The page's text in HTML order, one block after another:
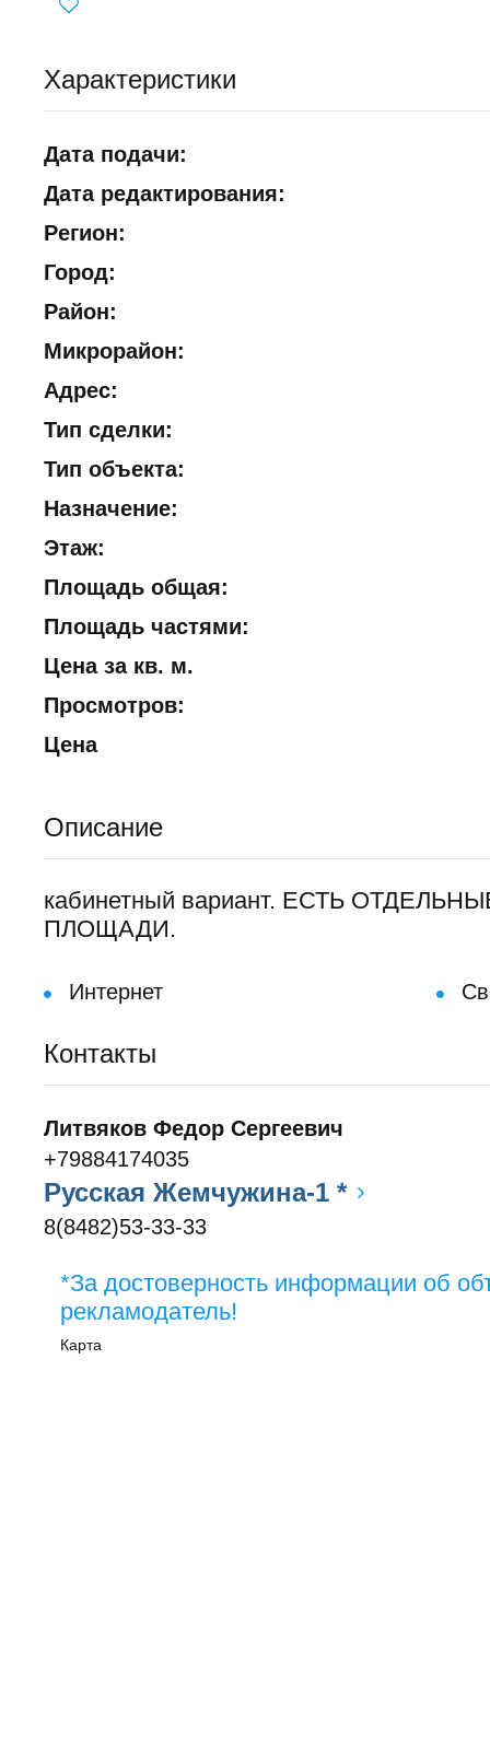
Характеристики
Дата подачи:
Дата редактирования:
Регион:
Город:
Район:
Микрорайон:
Адрес:
Тип сделки:
Тип объекта:
Назначение:
Этаж:
Площадь общая:
Площадь частями:
Цена за кв. м.
Просмотров:
Цена
Описание
кабинетный вариант. ЕСТЬ
ПЛОЩАДИ.
Интернет
Контакты
Литвяков Федор Сергеевич
+79884174035
Русская Жемчужина-1 *
8(8482)53-33-33
*За достоверность информации об
рекламодатель!
Карта